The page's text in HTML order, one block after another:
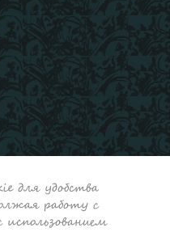
для удобства
работу с